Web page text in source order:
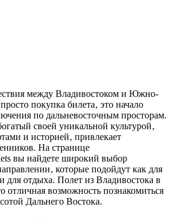
покупка билета‚ это начало
по дальневосточным просторам.
своей уникальной культурой‚
и историей‚ привлекает
На странице
вы найдете широкий выбор
которые подойдут как для
для отдыха. Полет из Владивостока в
возможность познакомиться
Дальнего Востока.